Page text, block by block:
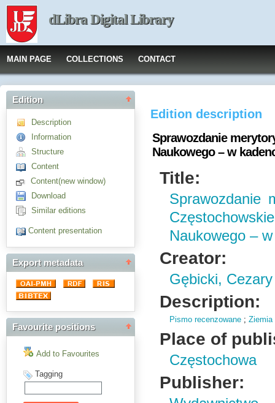
dLibra Digital Library
MAIN PAGE COLLECTIONS CONTACT
Edition
Description
Information
Structure
Content
Content(new window)
Download
Similar editions
Content presentation
Export metadata
Favourite positions
Add to Favourites
Tagging
Edition description
Sprawozdanie
Naukowego – w
Title:
Sprawozdanie
Naukowego –
Creator:
Gębicki, Cezary
Description:
Pismo recenzowane ;Ziemia
Place of
Częstochowa
Publisher: